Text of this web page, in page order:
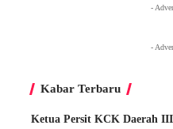
-
-
Kabar Terbaru
Ketua Persit KCK Daerah